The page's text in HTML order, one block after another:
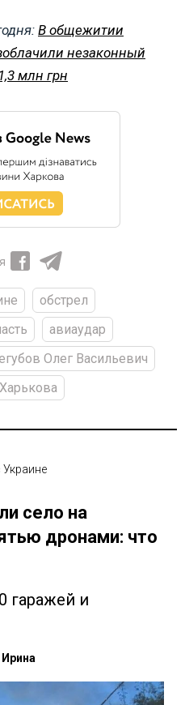
В общежитии
незаконный
млн грн
обстрел
авиаудар
Олег Васильевич
село на
дронами: что
гаражей и